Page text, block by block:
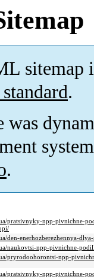
sitemap
.
was
.
pratsivnyky-npp-pivnichne-
den-enerhozberezhennya-
naukovtsi-npp-pivnichne-
pryrodoohorontsi-npp-
pratsivnyky-npp-pivnichne-